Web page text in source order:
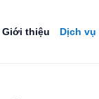
Giới thiệu Dịch vụ